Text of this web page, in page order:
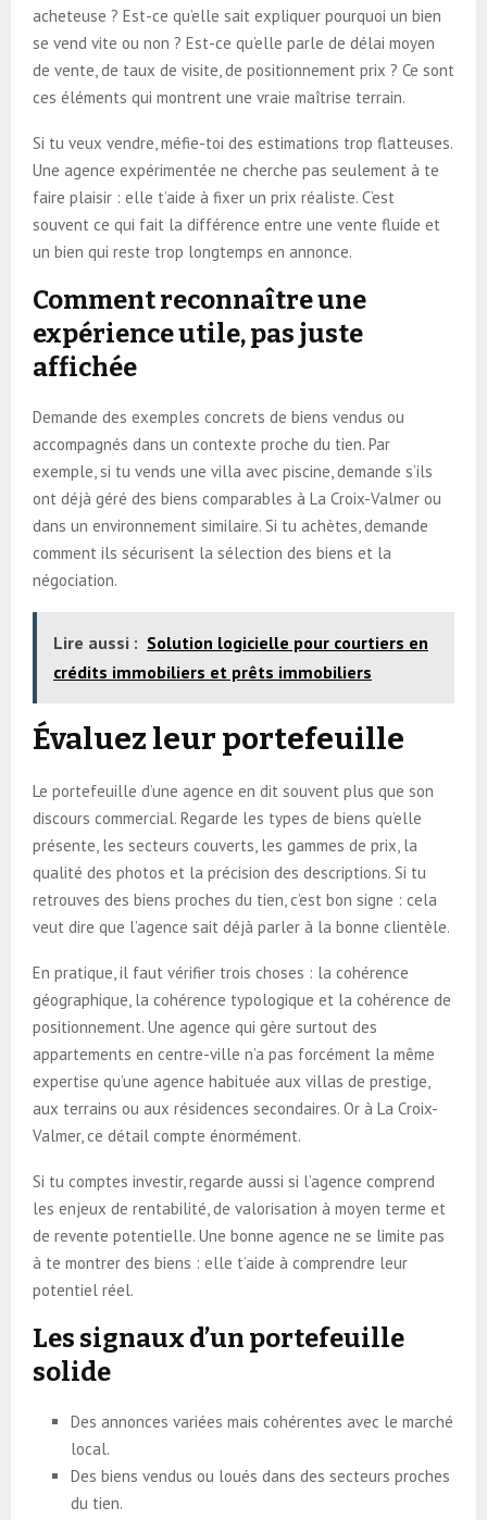
acheteuse ? Est-ce qu’elle sait expliquer pourquoi un bien
se vend vite ou non ? Est-ce qu’elle parle de délai moyen
de vente, de taux de visite, de positionnement prix ? Ce sont
ces éléments qui montrent une vraie maîtrise terrain.
Si tu veux vendre, méfie-toi des estimations trop flatteuses.
Une agence expérimentée ne cherche pas seulement à te
faire plaisir : elle t’aide à fixer un prix réaliste. C’est
souvent ce qui fait la différence entre une vente fluide et
un bien qui reste trop longtemps en annonce.
Comment reconnaître une
expérience utile, pas juste
affichée
Demande des exemples concrets de biens vendus ou
accompagnés dans un contexte proche du tien. Par
exemple, si tu vends une villa avec piscine, demande s’ils
ont déjà géré des biens comparables à La Croix-Valmer ou
dans un environnement similaire. Si tu achètes, demande
comment ils sécurisent la sélection des biens et la
négociation.
Lire aussi : Solution logicielle pour courtiers en
crédits immobiliers et prêts immobiliers
Évaluez leur portefeuille
Le portefeuille d’une agence en dit souvent plus que son
discours commercial. Regarde les types de biens qu’elle
présente, les secteurs couverts, les gammes de prix, la
qualité des photos et la précision des descriptions. Si tu
retrouves des biens proches du tien, c’est bon signe : cela
veut dire que l’agence sait déjà parler à la bonne clientèle.
En pratique, il faut vérifier trois choses : la cohérence
géographique, la cohérence typologique et la cohérence de
positionnement. Une agence qui gère surtout des
appartements en centre-ville n’a pas forcément la même
expertise qu’une agence habituée aux villas de prestige,
aux terrains ou aux résidences secondaires. Or à La Croix-
Valmer, ce détail compte énormément.
Si tu comptes investir, regarde aussi si l’agence comprend
les enjeux de rentabilité, de valorisation à moyen terme et
de revente potentielle. Une bonne agence ne se limite pas
à te montrer des biens : elle t’aide à comprendre leur
potentiel réel.
Les signaux d’un portefeuille
solide
Des annonces variées mais cohérentes avec le marché
local.
Des biens vendus ou loués dans des secteurs proches
du tien.